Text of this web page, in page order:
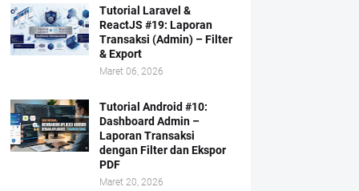
Tutorial Laravel &
ReactJS #19: Laporan
Transaksi (Admin) – Filter
& Export
Maret 06, 2026
Tutorial Android #10:
Dashboard Admin –
Laporan Transaksi
dengan Filter dan Ekspor
PDF
Maret 20, 2026